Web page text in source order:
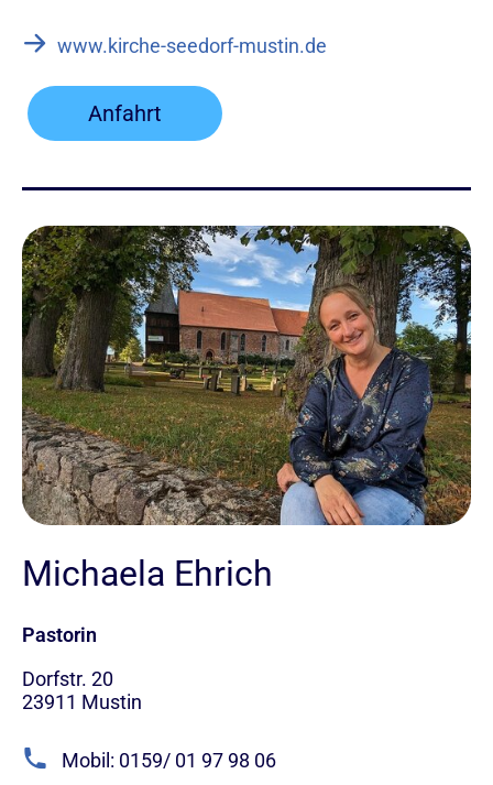
www.kirche-seedorf-mustin.de
Anfahrt
Michaela Ehrich
Pastorin
Dorfstr. 20
23911 Mustin
Mobil: 0159/ 01 97 98 06